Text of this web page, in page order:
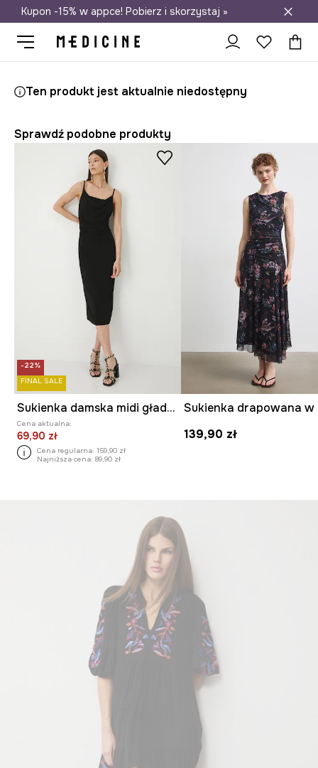
Darmowa dostawa do salonów
Kupon -15% w appce! Pobierz i skorzystaj »
Ten produkt jest aktualnie niedostępny
Sprawdź podobne produkty
-22%
FINAL SALE
Sukienka damska midi gładka
Cena aktualna:
69,90 zł
Cena regularna: 159,90 zł
Najniższa cena: 89,90 zł
139,90 zł